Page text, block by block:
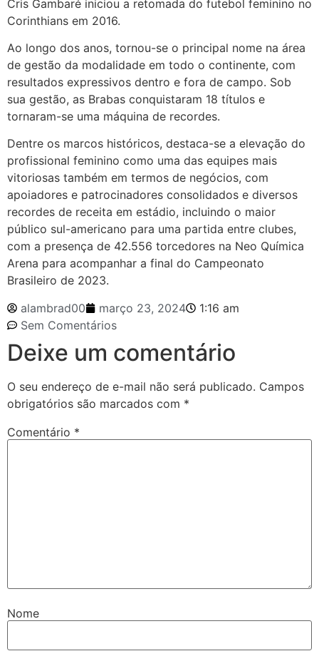
Cris Gambaré iniciou a retomada do futebol feminino no
Corinthians em 2016.
Ao longo dos anos, tornou-se o principal nome na área
de gestão da modalidade em todo o continente, com
resultados expressivos dentro e fora de campo. Sob
sua gestão, as Brabas conquistaram 18 títulos e
tornaram-se uma máquina de recordes.
Dentre os marcos históricos, destaca-se a elevação do
profissional feminino como uma das equipes mais
vitoriosas também em termos de negócios, com
apoiadores e patrocinadores consolidados e diversos
recordes de receita em estádio, incluindo o maior
público sul-americano para uma partida entre clubes,
com a presença de 42.556 torcedores na Neo Química
Arena para acompanhar a final do Campeonato
Brasileiro de 2023.
alambrad00
março 23, 2024
1:16 am
Sem Comentários
Deixe um comentário
O seu endereço de e-mail não será publicado. Campos
obrigatórios são marcados com *
Comentário *
Nome